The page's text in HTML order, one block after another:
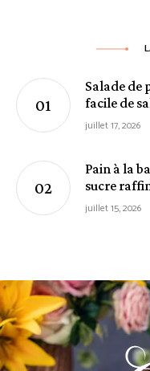
Salade de
facile de
juillet 17, 2026
Pain à la
sucre
juillet 15, 2026